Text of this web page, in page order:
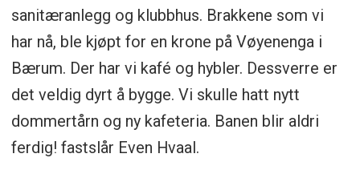
sanitæranlegg og klubbhus. Brakkene som vi
har nå, ble kjøpt for en krone på Vøyenenga i
Bærum. Der har vi kafé og hybler. Dessverre er
det veldig dyrt å bygge. Vi skulle hatt nytt
dommertårn og ny kafeteria. Banen blir aldri
ferdig! fastslår Even Hvaal.